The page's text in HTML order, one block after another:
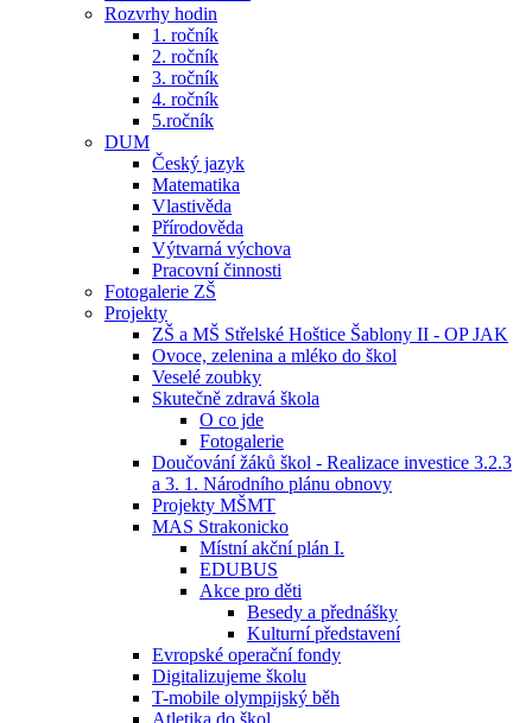
Rozvrhy hodin
1. ročník
2. ročník
3. ročník
4. ročník
5.ročník
DUM
Český jazyk
Matematika
Vlastivěda
Přírodověda
Výtvarná výchova
Pracovní činnosti
Fotogalerie ZŠ
Projekty
ZŠ a MŠ Střelské Hoštice Šablony II - OP JAK
Ovoce, zelenina a mléko do škol
Veselé zoubky
Skutečně zdravá škola
O co jde
Fotogalerie
Doučování žáků škol - Realizace investice 3.2.3
a 3. 1. Národního plánu obnovy
Projekty MŠMT
MAS Strakonicko
Místní akční plán I.
EDUBUS
Akce pro děti
Besedy a přednášky
Kulturní představení
Evropské operační fondy
Digitalizujeme školu
T-mobile olympijský běh
Atletika do škol